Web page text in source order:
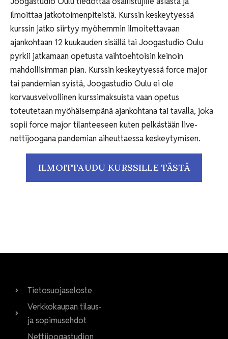
ilmoittaa jatkotoimenpiteistä. Kurssin keskeytyessä
kurssin jatko siirtyy myöhemmin ilmoitettavaan
ajankohtaan 12 kuukauden sisällä tai Joogastudio Oulu
pyrkii jatkamaan opetusta vaihtoehtoisin keinoin
mahdollisimman pian. Kurssin keskeytyessä force major
tai pandemian syistä, Joogastudio Oulu ei ole
korvausvelvollinen kurssimaksuista vaan opetus
toteutetaan myöhäisempänä ajankohtana tai tavalla, joka
sopii force major tilanteeseen kuten pelkästään live-
nettijoogana pandemian aiheuttaessa keskeytymisen.
ILMOITTAUDU KURSSILLE TÄSTÄ
Tietosuojaseloste
Verkkokaupan tilaus-
ja sopimusehdot
Nettijoogastudion